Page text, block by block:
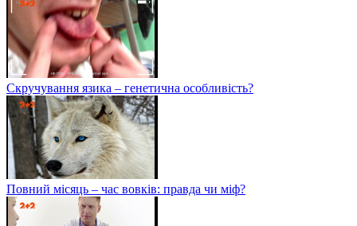
Скручування язика – генетична особливість?
Повний місяць – час вовків: правда чи міф?